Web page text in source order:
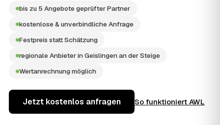
bis zu 5 Angebote geprüfter Partner
kostenlose & unverbindliche Anfrage
Festpreis statt Schätzung
regionale Anbieter in Geislingen an der Steige
Wertanrechnung möglich
Jetzt kostenlos anfragen So funktioniert AWL